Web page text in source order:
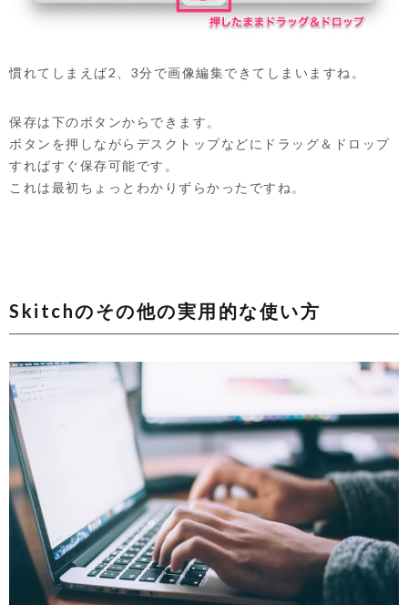
慣れてしまえば2、3分で画像編集できてしまいますね。
保存は下のボタンからできます。
ボタンを押しながらデスクトップなどにドラッグ＆ドロップ
すればすぐ保存可能です。
これは最初ちょっとわかりずらかったですね。
Skitchのその他の実用的な使い方